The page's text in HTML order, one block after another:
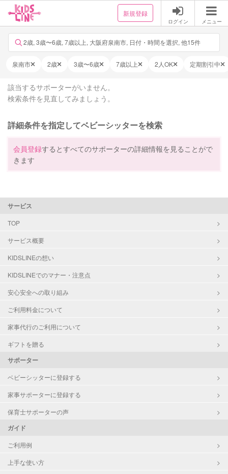
新規登録
ログイン メニュー
2歳, 3歳〜6歳, 7歳以上, 大阪府泉南市, 日付・時間を選択, 他15件
泉南市 2歳 3歳〜6歳 7歳以上 2人OK 定期割引中
該当するサポーターがいません。
検索条件を見直してみましょう。
詳細条件を指定してベビーシッターを検索
会員登録するとすべてのサポーターの詳細情報を見ることがで
きます
サービス
TOP
サービス概要
KIDSLINEの想い
KIDSLINEでのマナー・注意点
安心安全への取り組み
ご利用料金について
家事代行のご利用について
ギフトを贈る
サポーター
ベビーシッターに登録する
家事サポーターに登録する
保育士サポーターの声
ガイド
ご利用例
上手な使い方